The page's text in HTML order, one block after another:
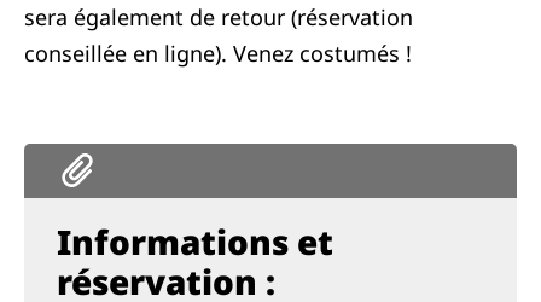
sera également de retour (réservation
conseillée en ligne). Venez costumés !
Informations et
réservation :